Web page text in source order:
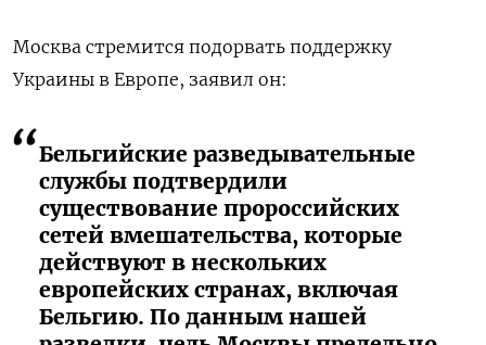
Москва стремится подорвать поддержку
Украины в Европе, заявил он:
Бельгийские разведывательные
службы подтвердили
существование пророссийских
сетей вмешательства, которые
действуют в нескольких
европейских странах, включая
Бельгию. По данным нашей